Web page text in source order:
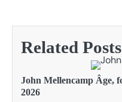
Related Posts
John Mellencamp Âge,
2026